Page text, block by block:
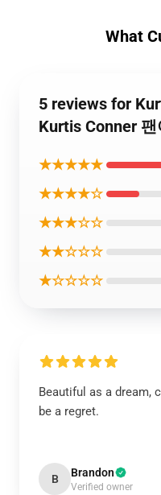
What
5 reviews for
Kurtis Conner
★★★★★
★★★★☆
★★★☆☆
★★☆☆☆
★☆☆☆☆
Beautiful as a dream,
be a regret.
B Brandon
Verified owner